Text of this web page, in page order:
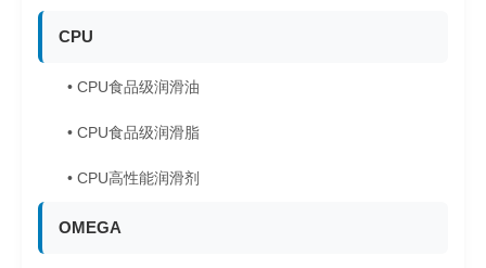
CPU
• CPU食品级润滑油
• CPU食品级润滑脂
• CPU高性能润滑剂
OMEGA